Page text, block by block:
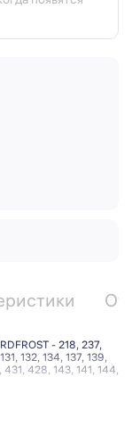
- 218, 237,
132, 134, 137, 139,
428, 143, 141, 144,